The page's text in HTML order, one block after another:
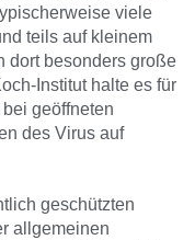
viele
teils auf kleinem
dort besonders große
Institut halte es für
geöffneten
des Virus auf
geschützten
allgemeinen